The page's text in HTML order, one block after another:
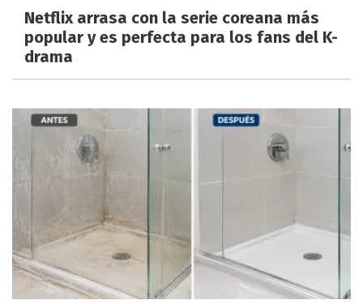
Netflix arrasa con la serie coreana más
popular y es perfecta para los fans del K-
drama